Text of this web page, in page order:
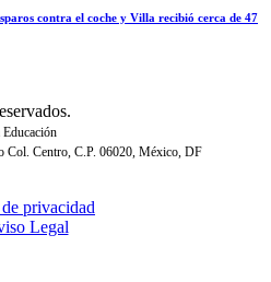
contra el coche y Villa recibió cerca de 47
Col. Centro, C.P. 06020, México, DF
privacidad
Legal